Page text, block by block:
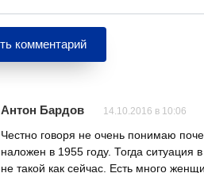
Антон Бардов 14.10.2016 в 10:06
Честно говоря не очень понимаю
наложен в 1955 году. Тогда
не такой как сейчас. Есть много